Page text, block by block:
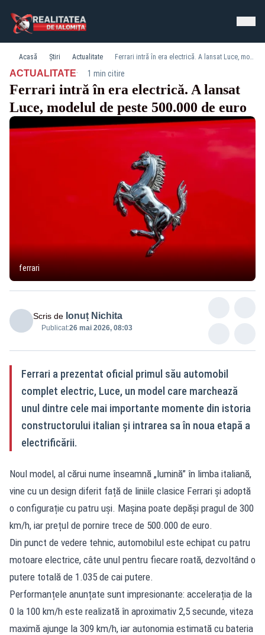
Acasă Știri Actualitate Ferrari intră în era electrică. A lansat Luce, modelul de peste 500.000 de euro
ACTUALITATE· 1 min citire
Ferrari intră în era electrică. A lansat
Luce, modelul de peste 500.000 de euro
ferrari
Scris de Ionuț Nichita
Publicat:26 mai 2026, 08:03
Ferrari a prezentat oficial primul său automobil
complet electric, Luce, un model care marchează
unul dintre cele mai importante momente din istoria
constructorului italian și intrarea sa în noua etapă a
electrificării.
Noul model, al cărui nume înseamnă „lumină” în limba italiană,
vine cu un design diferit față de liniile clasice Ferrari și adoptă
o configurație cu patru uși. Mașina poate depăși pragul de 300
km/h, iar prețul de pornire trece de 500.000 de euro.
Din punct de vedere tehnic, automobilul este echipat cu patru
motoare electrice, câte unul pentru fiecare roată, dezvoltând o
putere totală de 1.035 de cai putere.
Performanțele anunțate sunt impresionante: accelerația de la
0 la 100 km/h este realizată în aproximativ 2,5 secunde, viteza
maximă ajunge la 309 km/h, iar autonomia estimată cu bateria